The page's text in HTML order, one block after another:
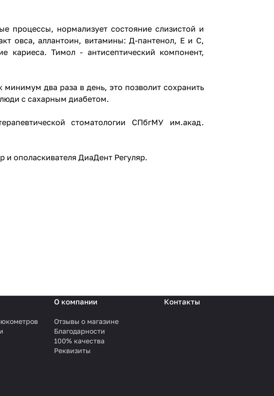
процессы, нормализует состояние слизистой и
овса, аллантоин, витамины: Д-пантенол, Е и С,
кариеса. Тимол - антисептический компонент,
два раза в день, это позволит сохранить
с сахарным диабетом.
стоматологии СПбгМУ им.акад.
и ополаскивателя ДиаДент Регуляр.
О компании
Отзывы о магазине
Благодарности
100% качества
Реквизиты
Контакты